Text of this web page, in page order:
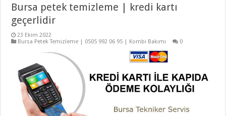
Bursa petek temizleme | kredi kartı
geçerlidir
23 Ekim 2022
Bursa Petek Temizleme | 0505 992 06 95 | Kombi Bakımı
0